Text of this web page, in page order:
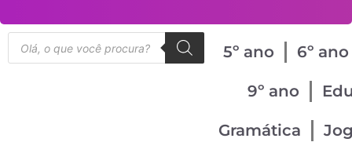
5º ano 6º ano
9º ano
Gramática